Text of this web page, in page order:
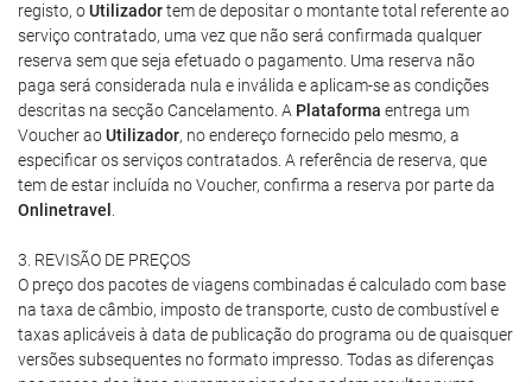
registo, oUtilizadortem de depositar o montante total referente ao
serviço contratado, uma vez que não será confirmada qualquer
reserva sem que seja efetuado o pagamento. Uma reserva não
paga será considerada nula e inválida e aplicam-se as condições
descritas na secção Cancelamento. A Plataforma entrega um
Voucher aoUtilizador, no endereço fornecido pelo mesmo, a
especificar os serviços contratados. A referência de reserva, que
tem de estar incluída no Voucher, confirma a reserva por parte da
Onlinetravel
3. REVISÃO DE PREÇOS
O preço dos pacotes de viagens combinadas é calculado com base
na taxa de câmbio, imposto de transporte, custo de combustível e
taxas aplicáveis à data de publicação do programa ou de quaisquer
versões subsequentes no formato impresso. Todas as diferenças